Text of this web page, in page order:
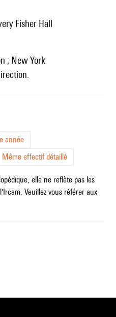
Fisher Hall
année
Même effectif détaillé
elle ne reflète pas les
Veuillez vous référer aux